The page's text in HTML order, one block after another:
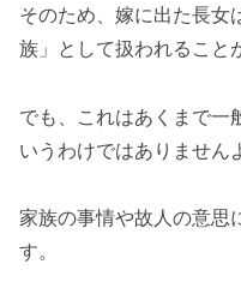
そのため、嫁に出た長女
族」として扱われること
でも、これはあくまで一
いうわけではありません
家族の事情や故人の意思
す。